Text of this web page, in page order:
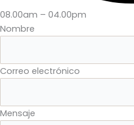
08.00am – 04.00pm
Nombre
Correo electrónico
Mensaje